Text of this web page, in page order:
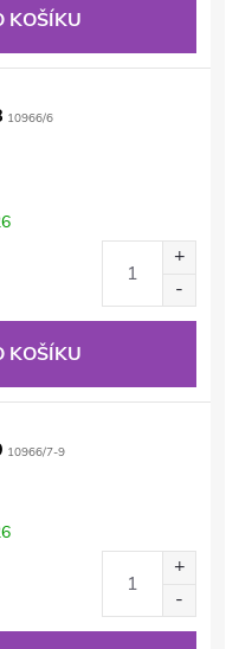
KOŠÍKU
10966/6
KOŠÍKU
10966/7-9